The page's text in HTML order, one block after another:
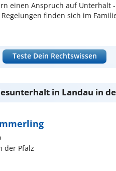
einen Anspruch auf Unterhalt
finden sich im
Teste Dein Rechtswissen
in Landau in
der Pfalz